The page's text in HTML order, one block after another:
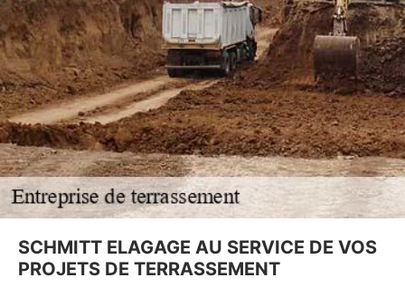
SCHMITT ELAGAGE AU SERVICE DE VOS
PROJETS DE TERRASSEMENT